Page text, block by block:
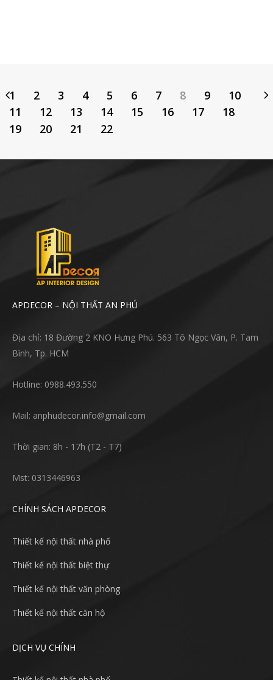
1 2 3 4 5 6 7 8 9
10
11
12 13 14 15 16 17
18
19
20 21 22
APDECOR – NỘI THẤT AN PHÚ
Địa chỉ: 18 Đường 2 KNO Hưng Phú. 563 Tô Ngọc Vân, P. Tam
Bình, Tp. HCM
Hotline: 0988.493.550
Mail: anphudecor.info@gmail.com
Thời gian: 8h - 17h (T2 - T7)
Mst: 0313446963
CHÍNH SÁCH APDECOR
Thiết kế nội thất nhà phố
Thiết kế nội thất biệt thự
Thiết kế nội thất văn phòng
Thiết kế nội thất căn hộ
DỊCH VỤ CHÍNH